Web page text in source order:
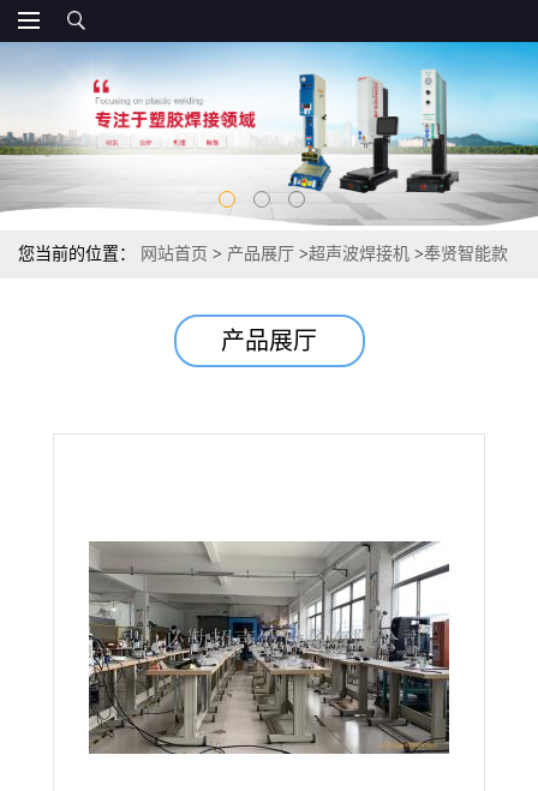
您当前的位置： 网站首页 > 产品展厅 >超声波焊接机 >奉贤智能款
产品展厅